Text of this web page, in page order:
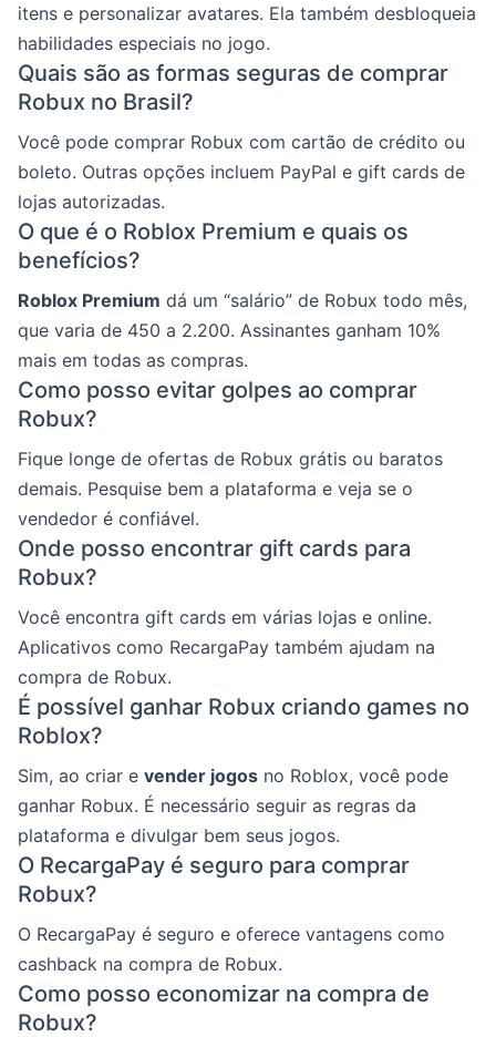
itens e personalizar avatares. Ela também desbloqueia
habilidades especiais no jogo.
Quais são as formas seguras de comprar
Robux no Brasil?
Você pode comprar Robux com cartão de crédito ou
boleto. Outras opções incluem PayPal e gift cards de
lojas autorizadas.
O que é o Roblox Premium e quais os
benefícios?
Roblox Premium dá um “salário” de Robux todo mês,
que varia de 450 a 2.200. Assinantes ganham 10%
mais em todas as compras.
Como posso evitar golpes ao comprar
Robux?
Fique longe de ofertas de Robux grátis ou baratos
demais. Pesquise bem a plataforma e veja se o
vendedor é confiável.
Onde posso encontrar gift cards para
Robux?
Você encontra gift cards em várias lojas e online.
Aplicativos como RecargaPay também ajudam na
compra de Robux.
É possível ganhar Robux criando games no
Roblox?
Sim, ao criar e vender jogos no Roblox, você pode
ganhar Robux. É necessário seguir as regras da
plataforma e divulgar bem seus jogos.
O RecargaPay é seguro para comprar
Robux?
O RecargaPay é seguro e oferece vantagens como
cashback na compra de Robux.
Como posso economizar na compra de
Robux?